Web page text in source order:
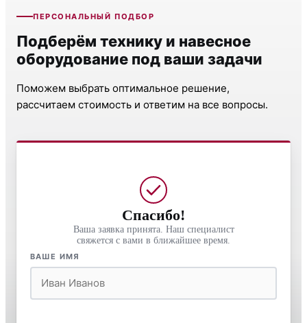
ПЕРСОНАЛЬНЫЙ ПОДБОР
Подберём технику и навесное
оборудование под ваши задачи
Поможем выбрать оптимальное решение,
рассчитаем стоимость и ответим на все вопросы.
Спасибо!
Ваша заявка принята. Наш специалист
свяжется с вами в ближайшее время.
ВАШЕ ИМЯ